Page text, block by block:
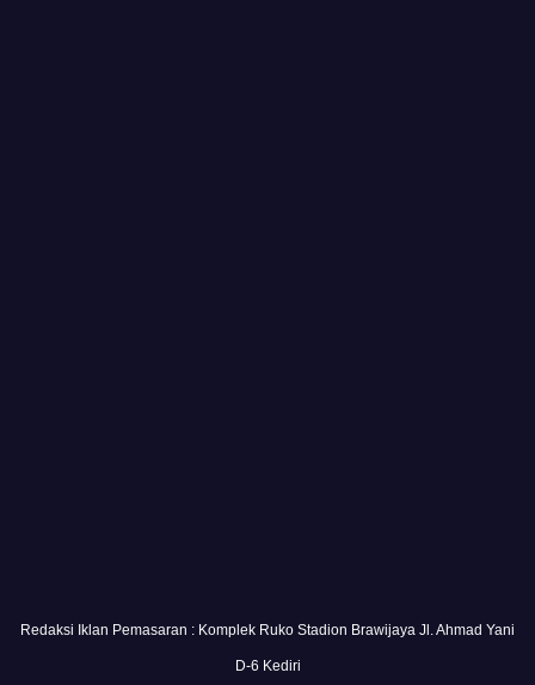
Redaksi Iklan Pemasaran : Komplek Ruko Stadion Brawijaya Jl. Ahmad Yani
D-6 Kediri